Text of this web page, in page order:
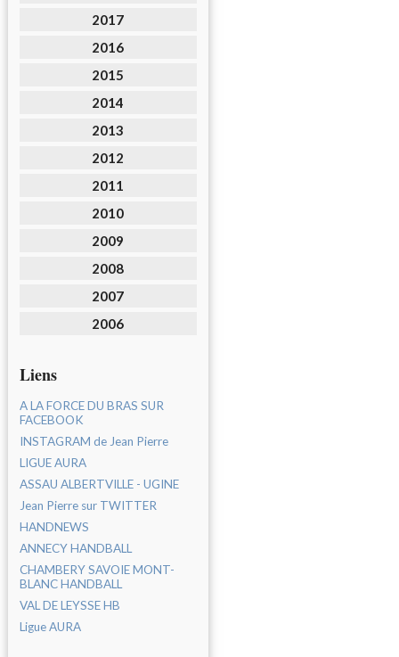
2017
2016
2015
2014
2013
2012
2011
2010
2009
2008
2007
2006
Liens
A LA FORCE DU BRAS SUR
FACEBOOK
INSTAGRAM de Jean Pierre
LIGUE AURA
ASSAU ALBERTVILLE - UGINE
Jean Pierre sur TWITTER
HANDNEWS
ANNECY HANDBALL
CHAMBERY SAVOIE MONT-
BLANC HANDBALL
VAL DE LEYSSE HB
Ligue AURA